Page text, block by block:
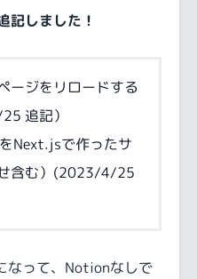
しました！
ージをリロードする
追記）
Next.jsで作ったサ
含む）(2023/4/25
なって、Notionなしで